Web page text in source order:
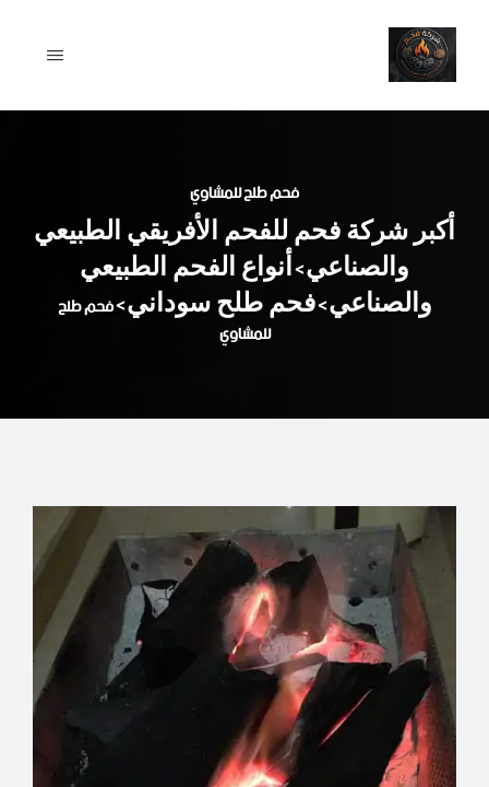
content
فحم طلح للمشاوي
أكبر شركة فحم للفحم الأفريقي الطبيعي
والصناعي>أنواع الفحم الطبيعي
والصناعي>فحم طلح سوداني>فحم طلح
للمشاوي